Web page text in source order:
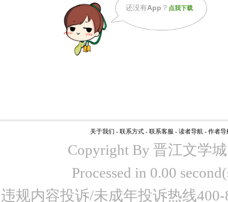
还没有App ？ 点我下载
关于我们 - 联系方式 - 联系客服 - 读者导航 - 作者导
Copyright By 晋江文学
Processed in 0.00
违规内容投诉/未成年投诉热线